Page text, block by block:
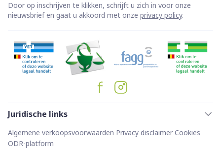
Door op inschrijven te klikken, schrijft u zich in voor onze
nieuwsbrief en gaat u akkoord met onze privacy policy.
Juridische links
Algemene verkoopsvoorwaarden Privacy disclaimer Cookies
ODR-platform